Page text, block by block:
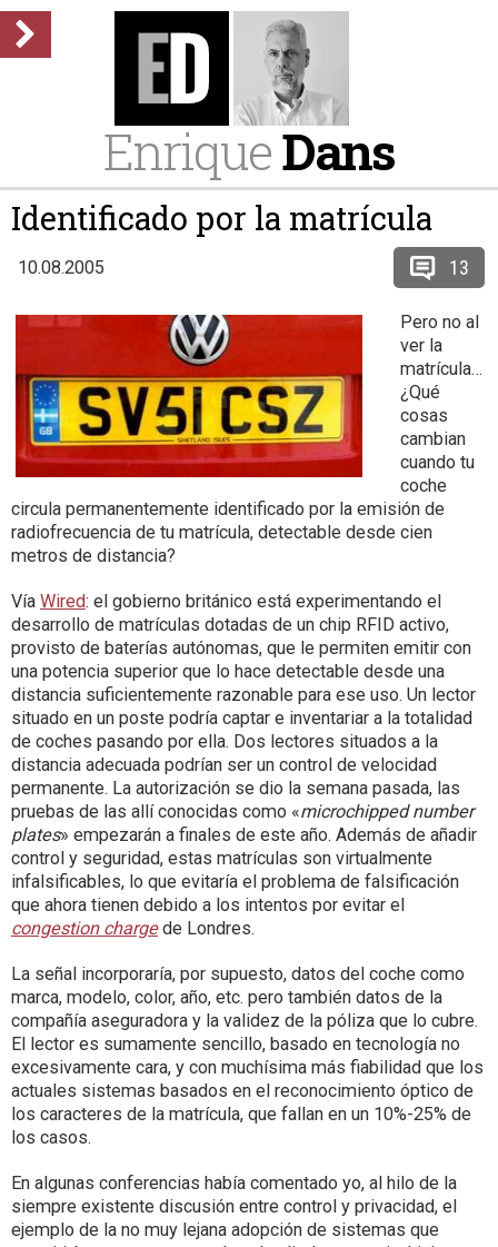
EnriqueDans
Identificado por la matrícula
10.08.2005 13
Pero no al
ver la
matrícula…
¿Qué
cosas
cambian
cuando tu
coche
circula permanentemente identificado por la emisión de
radiofrecuencia de tu matrícula, detectable desde cien
metros de distancia?
Vía Wired: el gobierno británico está experimentando el
desarrollo de matrículas dotadas de un chip RFID activo,
provisto de baterías autónomas, que le permiten emitir con
una potencia superior que lo hace detectable desde una
distancia suficientemente razonable para ese uso. Un lector
situado en un poste podría captar e inventariar a la totalidad
de coches pasando por ella. Dos lectores situados a la
distancia adecuada podrían ser un control de velocidad
permanente. La autorización se dio la semana pasada, las
pruebas de las allí conocidas como «microchipped number
plates» empezarán a finales de este año. Además de añadir
control y seguridad, estas matrículas son virtualmente
infalsificables, lo que evitaría el problema de falsificación
que ahora tienen debido a los intentos por evitar el
congestion chargede Londres.
La señal incorporaría, por supuesto, datos del coche como
marca, modelo, color, año, etc. pero también datos de la
compañía aseguradora y la validez de la póliza que lo cubre.
El lector es sumamente sencillo, basado en tecnología no
excesivamente cara, y con muchísima más fiabilidad que los
actuales sistemas basados en el reconocimiento óptico de
los caracteres de la matrícula, que fallan en un 10%-25% de
los casos.
En algunas conferencias había comentado yo, al hilo de la
siempre existente discusión entre control y privacidad, el
ejemplo de la no muy lejana adopción de sistemas que